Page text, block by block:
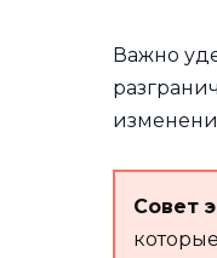
Важно
Совет